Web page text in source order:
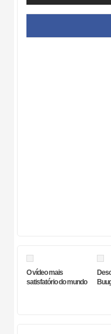
O vídeo mais
satisfatório do mundo